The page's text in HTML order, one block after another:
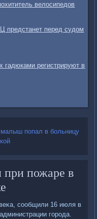
велосипедов
предстанет перед судом
гадюками регистрируют в
малыш попал в больницу
при пожаре в
сοобщили 16 июля в
гοрοда.